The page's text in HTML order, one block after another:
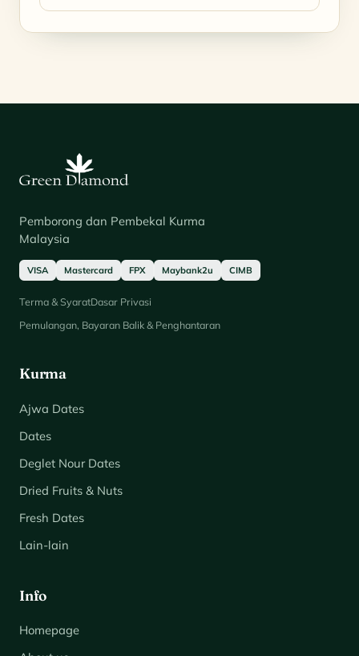
Pemborong dan Pembekal Kurma
Malaysia
VISA Mastercard FPX Maybank2u CIMB
Terma & SyaratDasar Privasi
Pemulangan, Bayaran Balik & Penghantaran
Kurma
Ajwa Dates
Dates
Deglet Nour Dates
Dried Fruits & Nuts
Fresh Dates
Lain-lain
Info
Homepage